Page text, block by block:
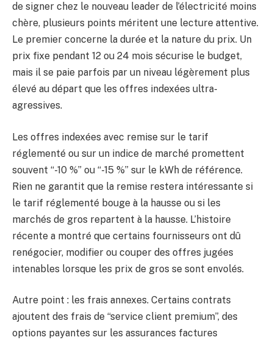
de signer chez le nouveau leader de l’électricité moins
chère, plusieurs points méritent une lecture attentive.
Le premier concerne la durée et la nature du prix. Un
prix fixe pendant 12 ou 24 mois sécurise le budget,
mais il se paie parfois par un niveau légèrement plus
élevé au départ que les offres indexées ultra-
agressives.
Les offres indexées avec remise sur le tarif
réglementé ou sur un indice de marché promettent
souvent “-10 %” ou “-15 %” sur le kWh de référence.
Rien ne garantit que la remise restera intéressante si
le tarif réglementé bouge à la hausse ou si les
marchés de gros repartent à la hausse. L’histoire
récente a montré que certains fournisseurs ont dû
renégocier, modifier ou couper des offres jugées
intenables lorsque les prix de gros se sont envolés.
Autre point : les frais annexes. Certains contrats
ajoutent des frais de “service client premium”, des
options payantes sur les assurances factures